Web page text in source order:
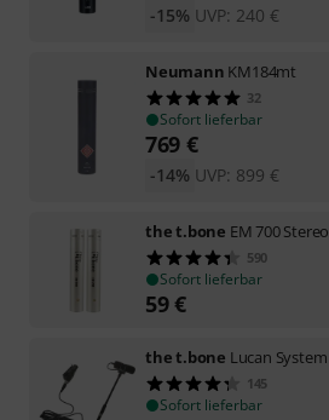
UVP: 240 €
-15%
Neumann KM184mt
32
Sofort lieferbar
769 €
UVP: 899 €
-14%
the t.bone EM 700
590
Sofort lieferbar
59€
the t.bone Lucan System
145
Sofort lieferbar